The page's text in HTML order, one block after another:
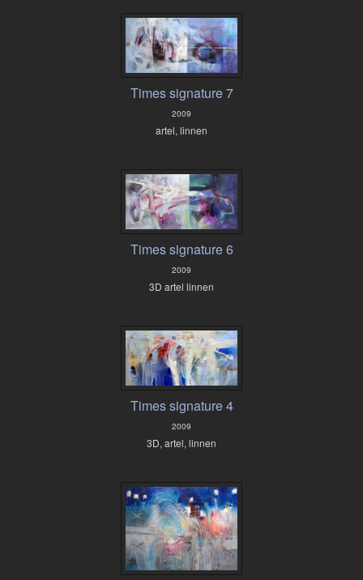
Times signature 7
2009
artel, linnen
Times signature 6
2009
3D artel linnen
Times signature 4
2009
3D, artel, linnen